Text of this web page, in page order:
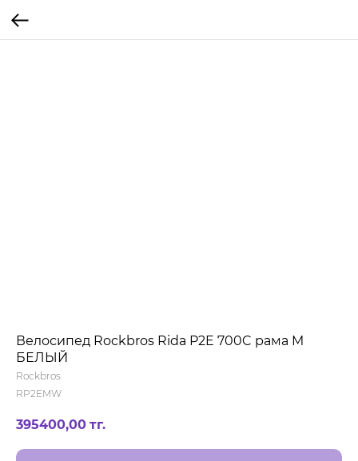
Велосипед Rockbros Rida P2E 700C рама M
БЕЛЫЙ
Rockbros
RP2EMW
395400,00 тг.